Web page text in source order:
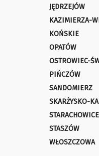
JĘDRZEJÓW
KAZIMIERZA-
KOŃSKIE
OPATÓW
OSTROWIEC-
PIŃCZÓW
SANDOMIERZ
SKARŻYSKO-
STARACHOWICE
STASZÓW
WŁOSZCZOWA